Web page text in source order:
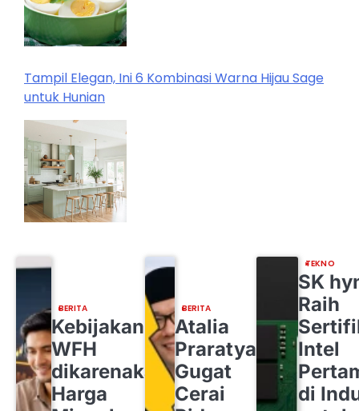
Tampil Elegan, Ini 6 Kombinasi Warna Hijau Sage
untuk Hunian
BERITA
Kebijakan
WFH
dikarenakan
Harga
BERITA
Atalia
Praratya
Gugat
Cerai
TEKNO
SK
Raih
Intel
di